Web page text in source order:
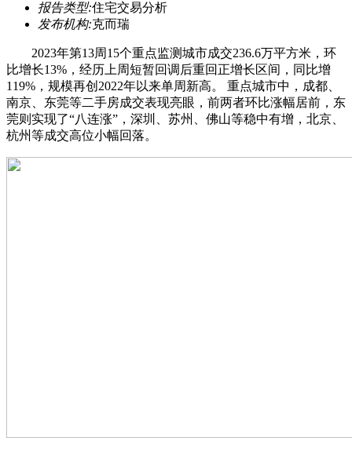
报告类型:住宅交易分析
发布机构:克而瑞
2023年第13周15个重点监测城市成交236.6万平方米，环
比增长13%，经历上周短暂回调后重回正增长区间，同比增
119%，规模再创2022年以来单周新高。 重点城市中，成都、
南京、东莞等二手房成交表现亮眼，前两者环比涨幅居前，东
莞则实现了“八连涨”，深圳、苏州、佛山等稳中有增，北京、
杭州等成交高位小幅回落。